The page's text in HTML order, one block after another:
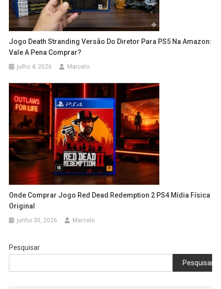
Jogo Death Stranding Versão Do Diretor Para PS5 Na Amazon:
Vale A Pena Comprar?
julho 4, 2026 Marcelo
Onde Comprar Jogo Red Dead Redemption 2 PS4 Mídia Física
Original
junho 30, 2026 Marcelo
Pesquisar
Pesquisar